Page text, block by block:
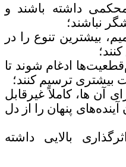
داشته باشند و
نباشند؛
بیشترین تنوع را در
ادغام شوند تا
بیشتری ترسیم کنند؛
آن ها، کاملاً غیرقابل
پنهان را از دل
بالایی داشته